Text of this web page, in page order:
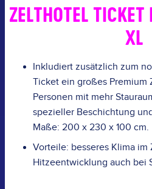
ZELTHOTEL
XL
Inkludiert zusätzlich zum
Ticket ein großes Premium
Personen mit mehr
spezieller Beschichtung
Maße: 200 x 230 x 100 cm.
Vorteile: besseres Klima im
Hitzeentwicklung auch bei